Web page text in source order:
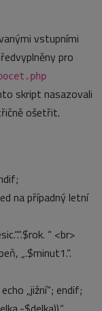
vstupními
pro
skript nasazovali
ošetřit.
na případný letní
“ <br>
„.$minut1.“.
„jižní“; endif;